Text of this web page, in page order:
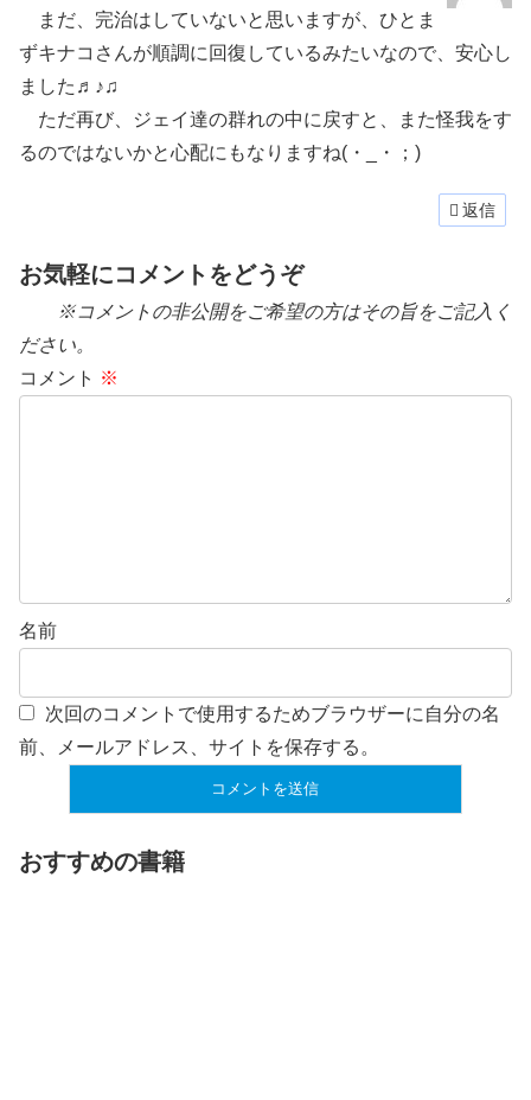
まだ、完治はしていないと思いますが、ひとま
ずキナコさんが順調に回復しているみたいなので、安心し
ました♬♪♫
ただ再び、ジェイ達の群れの中に戻すと、また怪我をす
るのではないかと心配にもなりますね(・_・；)
返信
お気軽にコメントをどうぞ
※コメントの非公開をご希望の方はその旨をご記入く
ださい。
コメント ※
名前
次回のコメントで使用するためブラウザーに自分の名
前、メールアドレス、サイトを保存する。
おすすめの書籍